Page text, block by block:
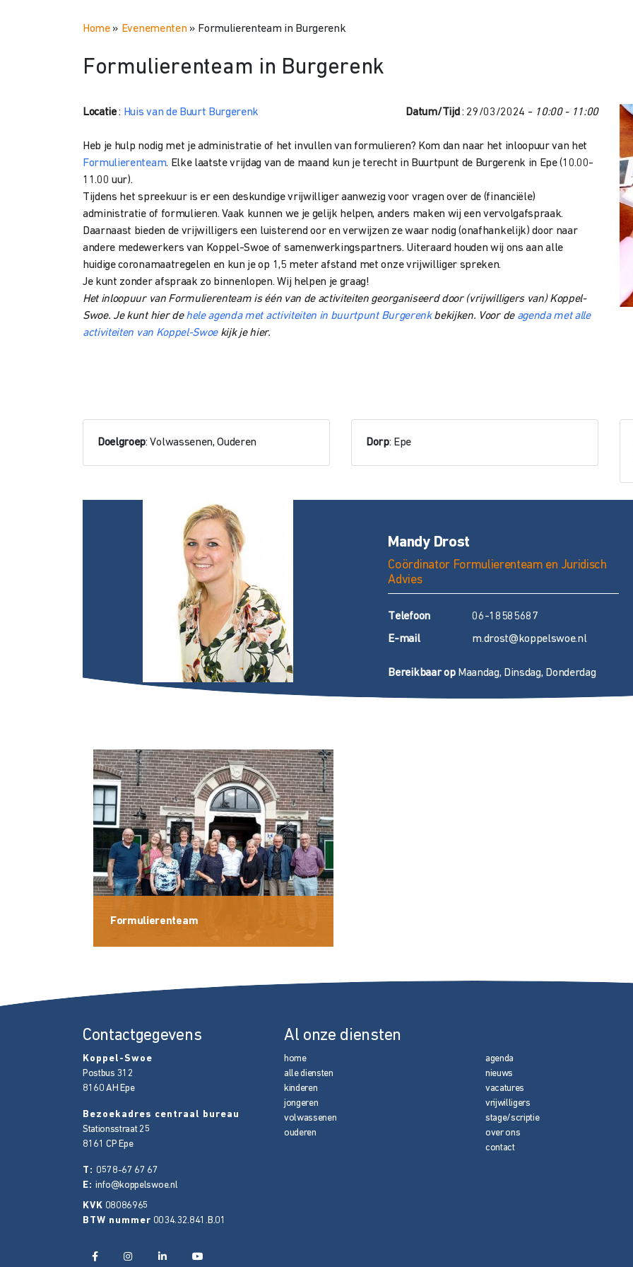
Home» Evenementen» Formulierenteam in Burgerenk
Formulierenteam in Burgerenk
Locatie: Huis van de Buurt Burgerenk Datum/Tijd : 29/03/2024 - 10:00 - 11:00
Heb je hulp nodig met je administratie of het invullen van formulieren? Kom dan naar het inloopuur van het
Formulierenteam. Elke laatste vrijdag van de maand kun je terecht in Buurtpunt de Burgerenk in Epe (10.00-
11.00 uur).
Tijdens het spreekuur is er een deskundige vrijwilliger aanwezig voor vragen over de (financiële)
administratie of formulieren. Vaak kunnen we je gelijk helpen, anders maken wij een vervolgafspraak.
Daarnaast bieden de vrijwilligers een luisterend oor en verwijzen ze waar nodig (onafhankelijk) door naar
andere medewerkers van Koppel-Swoe of samenwerkingspartners. Uiteraard houden wij ons aan alle
huidige coronamaatregelen en kun je op 1,5 meter afstand met onze vrijwilliger spreken.
Je kunt zonder afspraak zo binnenlopen. Wij helpen je graag!
Het inloopuur van Formulierenteam is één van de activiteiten georganiseerd door (vrijwilligers van) Koppel-
Swoe. Je kunt hier dehele agenda met activiteiten in buurtpunt Burgerenkbekijken. Voor de agenda met alle
activiteiten van Koppel-Swoekijk je hier.
Doelgroep: Volwassenen, Ouderen Dorp: Epe
Mandy Drost
Coördinator Formulierenteam en Juridisch
Advies
Telefoon
06-18585687
E-mail m.drost@koppelswoe.nl
Bereikbaar opMaandag, Dinsdag, Donderdag
Formulierenteam
Contactgegevens
Koppel-Swoe
Postbus 312
8160 AH Epe
Bezoekadres centraal bureau
Stationsstraat 25
8161 CP Epe
T: 0578-67 67 67
E: info@koppelswoe.nl
KVK 08086965
BTW nummer 0034.32.841.B.01
Al onze diensten
home
alle diensten
kinderen
jongeren
volwassenen
ouderen
agenda
nieuws
vacatures
vrijwilligers
stage/scriptie
over ons
contact